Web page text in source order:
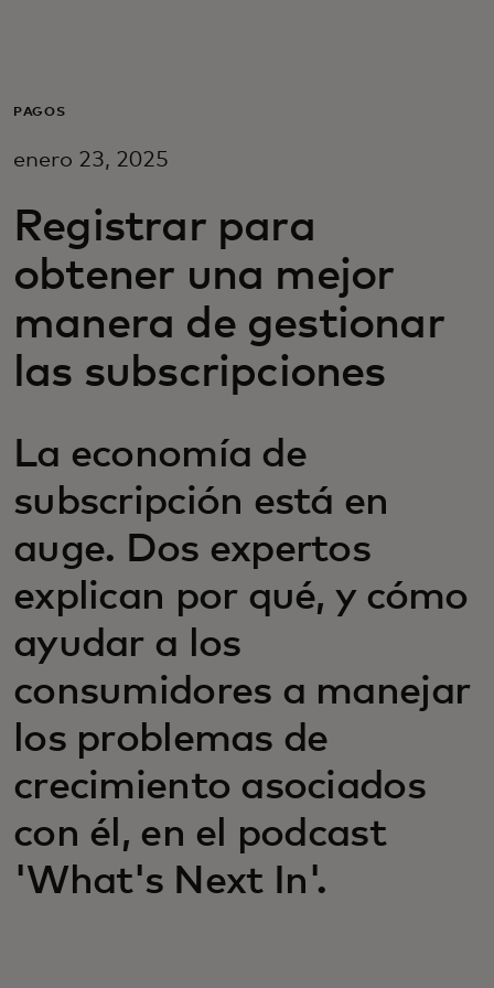
Para empresas
Para innovadores
Noticias y tendencias
PAGOS
enero 23, 2025
Registrar para
obtener una mejor
manera de gestionar
las subscripciones
La economía de
subscripción está en
auge. Dos expertos
explican por qué, y cómo
ayudar a los
consumidores a manejar
los problemas de
crecimiento asociados
con él, en el podcast
'What's Next In'.